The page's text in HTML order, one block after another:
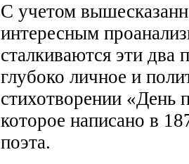
С учетом
интересным
сталкиваются эти
глубоко личное и
стихотворении «День
которое написано в
поэта.